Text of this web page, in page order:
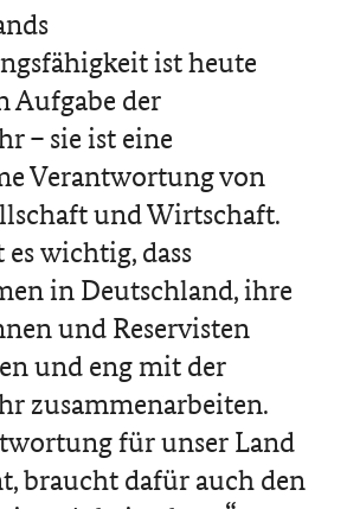
ist heute
Aufgabe der
– sie ist eine
Verantwortung von
und Wirtschaft.
es wichtig, dass
in Deutschland, ihre
und Reservisten
und eng mit der
zusammenarbeiten.
für unser Land
braucht dafür auch den